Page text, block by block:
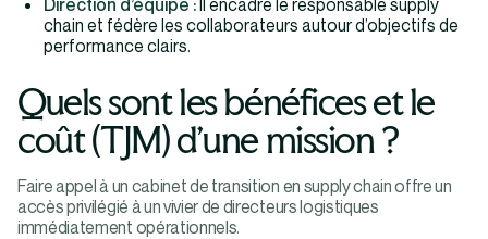
Direction d’équipe : Il encadre le responsable supply
chain et fédère les collaborateurs autour d’objectifs de
performance clairs.
Quels sont les bénéfices et le
coût (TJM) d’une mission ?
Faire appel à un cabinet de transition en supply chain offre un
accès privilégié à un vivier de directeurs logistiques
immédiatement opérationnels.